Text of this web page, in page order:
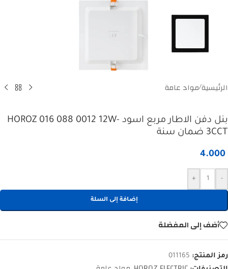
الرئيسية/مواد عامة
بنل دفن الاطار مربع اسود HOROZ 016 088 0012 12W-
3CCT ضمان سنة
4.000
-
+
إضافة إلى السلة
أضف إلى المفضلة
رمز المنتج: 011165